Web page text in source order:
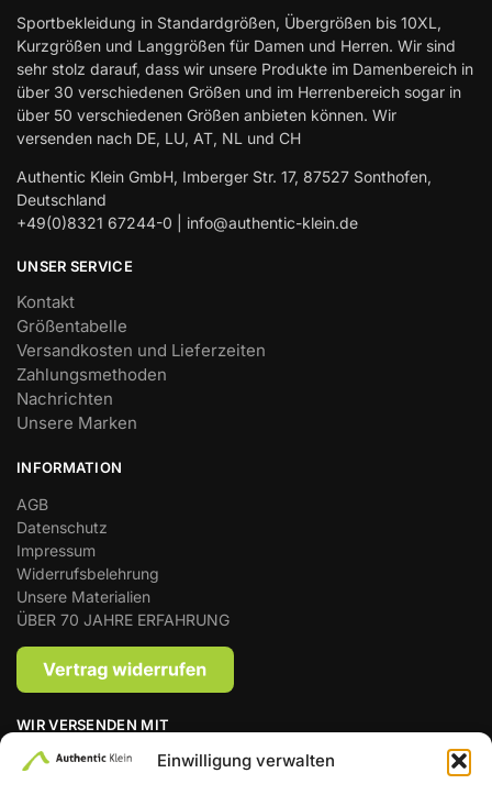
Einwilligung verwalten
Sportbekleidung in Standardgrößen, Übergrößen bis 10XL,
Kurzgrößen und Langgrößen für Damen und Herren. Wir sind
sehr stolz darauf, dass wir unsere Produkte im Damenbereich in
über 30 verschiedenen Größen und im Herrenbereich sogar in
über 50 verschiedenen Größen anbieten können. Wir
versenden nach DE, LU, AT, NL und CH
Authentic Klein GmbH, Imberger Str. 17, 87527 Sonthofen,
Deutschland
+49(0)8321 67244-0 | info@authentic-klein.de
UNSER SERVICE
Kontakt
Größentabelle
Versandkosten und Lieferzeiten
Zahlungsmethoden
Nachrichten
Unsere Marken
INFORMATION
AGB
Datenschutz
Impressum
Widerrufsbelehrung
Unsere Materialien
ÜBER 70 JAHRE ERFAHRUNG
WIR VERSENDEN MIT